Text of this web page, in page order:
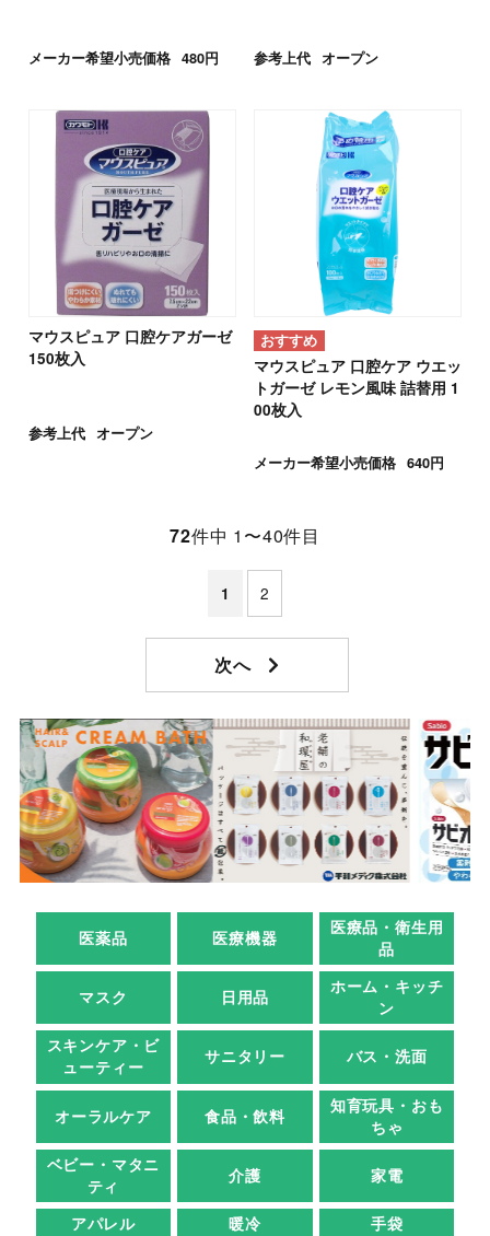
メーカー希望小売価格 480円 参考上代 オープン
マウスピュア 口腔ケアガーゼ
150枚入
参考上代 オープン
マウスピュア 口腔ケア ウエッ
トガーゼ レモン風味 詰替用 1
00枚入
メーカー希望小売価格 640円
72件中 1〜40件目
1 2
医薬品 医療機器
医療品・衛生用
品
マスク 日用品
ホーム・キッチ
ン
スキンケア・ビ
ューティー
サニタリー バス・洗面
オーラルケア 食品・飲料
知育玩具・おも
ちゃ
ベビー・マタニ
ティ
介護 家電
アパレル 暖冷 手袋